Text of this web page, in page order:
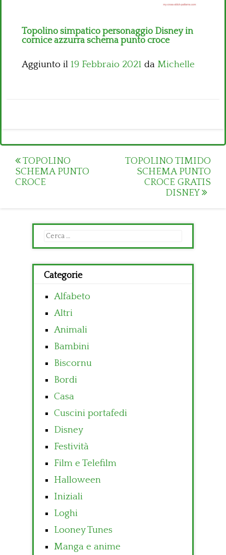
Topolino simpatico personaggio Disney in
cornice azzurra schema punto croce
Aggiunto il 19 Febbraio 2021 da Michelle
Post
navigation
TOPOLINO
SCHEMA PUNTO
CROCE
TOPOLINO TIMIDO
SCHEMA PUNTO
CROCE GRATIS
DISNEY
Ricerca
per:
Categorie
Alfabeto
Altri
Animali
Bambini
Biscornu
Bordi
Casa
Cuscini portafedi
Disney
Festività
Film e Telefilm
Halloween
Iniziali
Loghi
Looney Tunes
Manga e anime